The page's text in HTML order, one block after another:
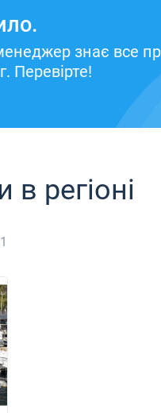
знає все
Перевірте!
в регіоні
1